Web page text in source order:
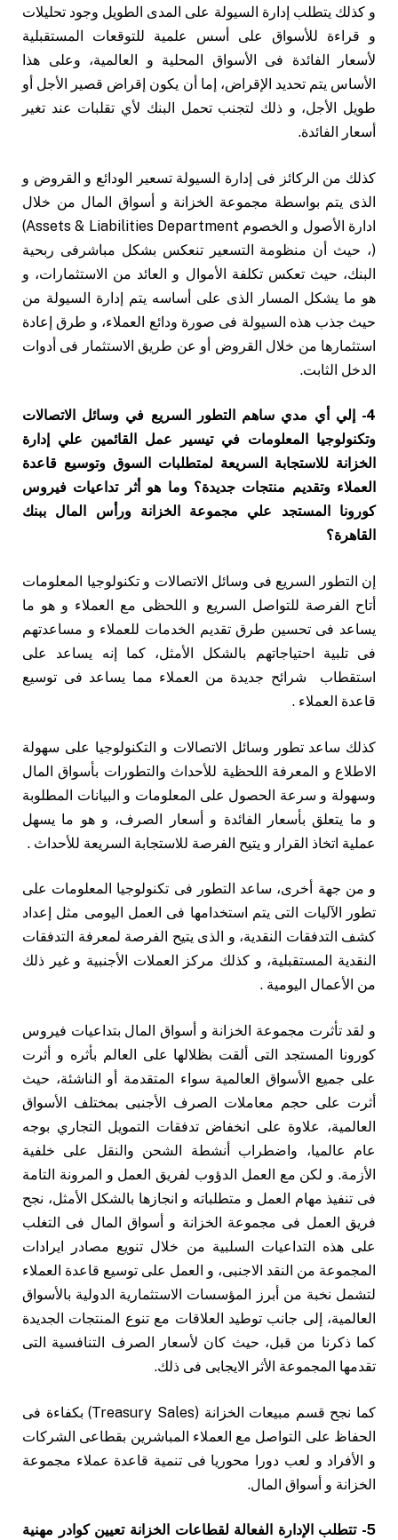
و كذلك يتطلب إدارة السيولة على المدى الطويل وجود تحليلات
و قراءة للأسواق على أسس علمية للتوقعات المستقبلية
لأسعار الفائدة فى الأسواق المحلية و العالمية، وعلى هذا
الأساس يتم تحديد الإقراض، إما أن يكون إقراض قصير الأجل أو
طويل الأجل، و ذلك لتجنب تحمل البنك لأي تقلبات عند تغير
أسعار الفائدة.
كذلك من الركائز فى إدارة السيولة تسعير الودائع و القروض و
الذى يتم بواسطة مجموعة الخزانة و أسواق المال من خلال
ادارة الأصول و الخصوم Assets & Liabilities Department)
(، حيث أن منظومة التسعير تنعكس بشكل مباشرفى ربحية
البنك، حيث تعكس تكلفة الأموال و العائد من الاستثمارات، و
هو ما يشكل المسار الذى على أساسه يتم إدارة السيولة من
حيث جذب هذه السيولة فى صورة ودائع العملاء، و طرق إعادة
استثمارها من خلال القروض أو عن طريق الاستثمار فى أدوات
الدخل الثابت.
4- إلي أي مدي ساهم التطور السريع في وسائل الاتصالات
وتكنولوجيا المعلومات في تيسير عمل القائمين علي إدارة
الخزانة للاستجابة السريعة لمتطلبات السوق وتوسيع قاعدة
العملاء وتقديم منتجات جديدة؟ وما هو أثر تداعيات فيروس
كورونا المستجد علي مجموعة الخزانة ورأس المال ببنك
القاهرة؟
إن التطور السريع فى وسائل الاتصالات و تكنولوجيا المعلومات
أتاح الفرصة للتواصل السريع و اللحظى مع العملاء و هو ما
يساعد فى تحسين طرق تقديم الخدمات للعملاء و مساعدتهم
فى تلبية احتياجاتهم بالشكل الأمثل، كما إنه يساعد على
استقطاب شرائح جديدة من العملاء مما يساعد فى توسيع
قاعدة العملاء .
كذلك ساعد تطور وسائل الاتصالات و التكنولوجيا على سهولة
الاطلاع و المعرفة اللحظية للأحداث والتطورات بأسواق المال
وسهولة و سرعة الحصول على المعلومات و البيانات المطلوبة
و ما يتعلق بأسعار الفائدة و أسعار الصرف، و هو ما يسهل
عملية اتخاذ القرار و يتيح الفرصة للاستجابة السريعة للأحداث .
و من جهة أخرى، ساعد التطور فى تكنولوجيا المعلومات على
تطور الآليات التى يتم استخدامها فى العمل اليومى مثل إعداد
كشف التدفقات النقدية، و الذى يتيح الفرصة لمعرفة التدفقات
النقدية المستقبلية، و كذلك مركز العملات الأجنبية و غير ذلك
من الأعمال اليومية .
و لقد تأثرت مجموعة الخزانة و أسواق المال بتداعيات فيروس
كورونا المستجد التى ألقت بظلالها على العالم بأثره و أثرت
على جميع الأسواق العالمية سواء المتقدمة أو الناشئة، حيث
أثرت على حجم معاملات الصرف الأجنبى بمختلف الأسواق
العالمية، علاوة على انخفاض تدفقات التمويل التجاري بوجه
عام عالميا، واضطراب أنشطة الشحن والنقل على خلفية
الأزمة. و لكن مع العمل الدؤوب لفريق العمل و المرونة التامة
فى تنفيذ مهام العمل و متطلباته و انجازها بالشكل الأمثل، نجح
فريق العمل فى مجموعة الخزانة و أسواق المال فى التغلب
على هذه التداعيات السلبية من خلال تنويع مصادر ايرادات
المجموعة من النقد الاجنبى، و العمل على توسيع قاعدة العملاء
لتشمل نخبة من أبرز المؤسسات الاستثمارية الدولية بالأسواق
العالمية، إلى جانب توطيد العلاقات مع تنوع المنتجات الجديدة
كما ذكرنا من قبل، حيث كان لأسعار الصرف التنافسية التى
تقدمها المجموعة الأثر الايجابى فى ذلك.
كما نجح قسم مبيعات الخزانة (Treasury Sales) بكفاءة فى
الحفاظ على التواصل مع العملاء المباشرين بقطاعى الشركات
و الأفراد و لعب دورا محوريا فى تنمية قاعدة عملاء مجموعة
الخزانة و أسواق المال.
5- تتطلب الإدارة الفعالة لقطاعات الخزانة تعيين كوادر مهنية